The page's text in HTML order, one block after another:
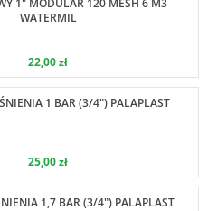
1" MODULAR 120 MESH 6 M3
WATERMIL
22,00 zł
1 BAR (3/4") PALAPLAST
25,00 zł
1,7 BAR (3/4") PALAPLAST